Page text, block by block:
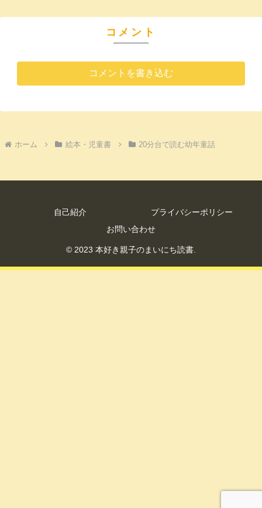
コメント
コメントを書き込む
ホーム 絵本・児童書 20分台で読む幼年童話
自己紹介
プライバシーポリシー
お問い合わせ
© 2023 本好き親子のまいにち読書.